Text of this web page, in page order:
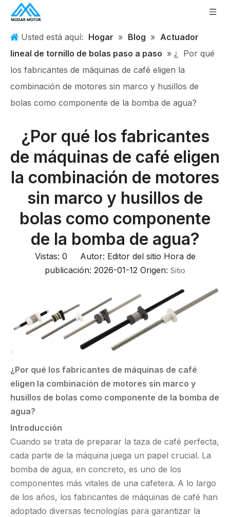
Usted está aquí: Hogar » Blog » Actuador
lineal de tornillo de bolas paso a paso » ¿
Por qué
los fabricantes de máquinas de café eligen la
combinación de motores sin marco y husillos de
bolas como componente de la bomba de agua?
¿Por qué los fabricantes
de máquinas de café eligen
la combinación de motores
sin marco y husillos de
bolas como componente
de la bomba de agua?
Vistas: 0 Autor: Editor del sitio Hora de
publicación: 2026-01-12 Origen: Sitio
¿Por qué los fabricantes de máquinas de café
eligen la combinación de motores sin marco y
husillos de bolas como componente de la bomba de
agua?
Introducción
Cuando se trata de preparar la taza de café perfecta,
cada parte de la máquina juega un papel crucial. La
bomba de agua, en concreto, es uno de los
componentes más vitales de una cafetera. A lo largo
de los años, los fabricantes de máquinas de café han
adoptado diversas tecnologías para garantizar la